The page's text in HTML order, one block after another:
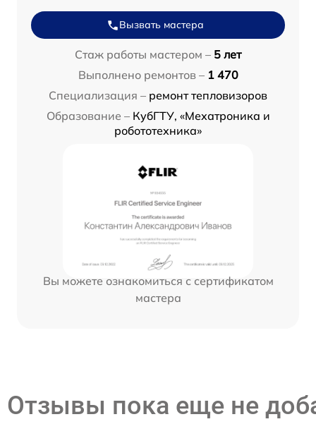
Вызвать мастера
Стаж работы мастером – 5 лет
Выполнено ремонтов – 1 470
Специализация – ремонт тепловизоров
Образование – КубГТУ, «Мехатроника и
робототехника»
Вы можете ознакомиться с сертификатом
мастера
Отзывы пока еще не